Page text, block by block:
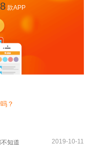
款APP
？
知道 2019-10-11